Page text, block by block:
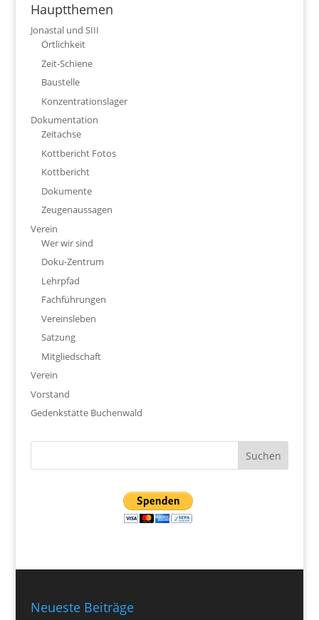
Hauptthemen
Jonastal und SIII
Örtlichkeit
Zeit-Schiene
Baustelle
Konzentrationslager
Dokumentation
Zeitachse
Kottbericht Fotos
Kottbericht
Dokumente
Zeugenaussagen
Verein
Wer wir sind
Doku-Zentrum
Lehrpfad
Fachführungen
Vereinsleben
Satzung
Mitgliedschaft
Verein
Vorstand
Gedenkstätte Buchenwald
Neueste Beiträge